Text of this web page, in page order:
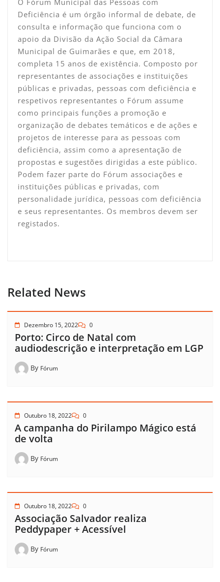
O Fórum Municipal das Pessoas com
Deficiência é um órgão informal de debate, de
consulta e informação que funciona com o
apoio da Divisão da Ação Social da Câmara
Municipal de Guimarães e que, em 2018,
completa 15 anos de existência. Composto por
representantes de associações e instituições
públicas e privadas, pessoas com deficiência e
respetivos representantes o Fórum assume
como principais funções a promoção e
organização de debates temáticos e de ações e
projetos de interesse para as pessoas com
deficiência, assim como a apresentação de
propostas e sugestões dirigidas a este público.
Podem fazer parte do Fórum associações e
instituições públicas e privadas, com
personalidade jurídica, pessoas com deficiência
e seus representantes. Os membros devem ser
registados.
Related News
Dezembro 15, 2022 0
Porto: Circo de Natal com
audiodescrição e interpretação em LGP
By Fórum
Outubro 18, 2022 0
A campanha do Pirilampo Mágico está
de volta
By Fórum
Outubro 18, 2022 0
Associação Salvador realiza
Peddypaper + Acessível
By Fórum